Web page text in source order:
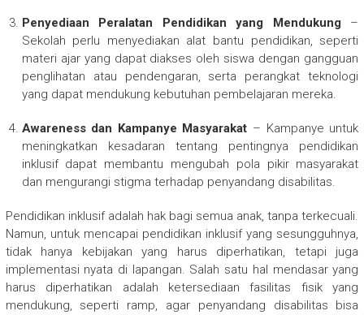
Penyediaan Peralatan Pendidikan yang Mendukung –
Sekolah perlu menyediakan alat bantu pendidikan, seperti
materi ajar yang dapat diakses oleh siswa dengan gangguan
penglihatan atau pendengaran, serta perangkat teknologi
yang dapat mendukung kebutuhan pembelajaran mereka.
Awareness dan Kampanye Masyarakat – Kampanye untuk
meningkatkan kesadaran tentang pentingnya pendidikan
inklusif dapat membantu mengubah pola pikir masyarakat
dan mengurangi stigma terhadap penyandang disabilitas.
Pendidikan inklusif adalah hak bagi semua anak, tanpa terkecuali.
Namun, untuk mencapai pendidikan inklusif yang sesungguhnya,
tidak hanya kebijakan yang harus diperhatikan, tetapi juga
implementasi nyata di lapangan. Salah satu hal mendasar yang
harus diperhatikan adalah ketersediaan fasilitas fisik yang
mendukung, seperti ramp, agar penyandang disabilitas bisa